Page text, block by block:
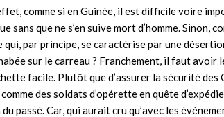
comme si en Guinée, il est difficile voire
sans que ne s’en suive mort d’homme. Sinon,
par principe, se caractérise par une
sur le carreau ? Franchement, il faut avoir
facile. Plutôt que d’assurer la sécurité des
comme des soldats d’opérette en quête
passé. Car, qui aurait cru qu’avec les